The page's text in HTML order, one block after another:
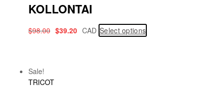
KOLLONTAI
$98.00 $39.20 CAD Select options
Sale!
TRICOT